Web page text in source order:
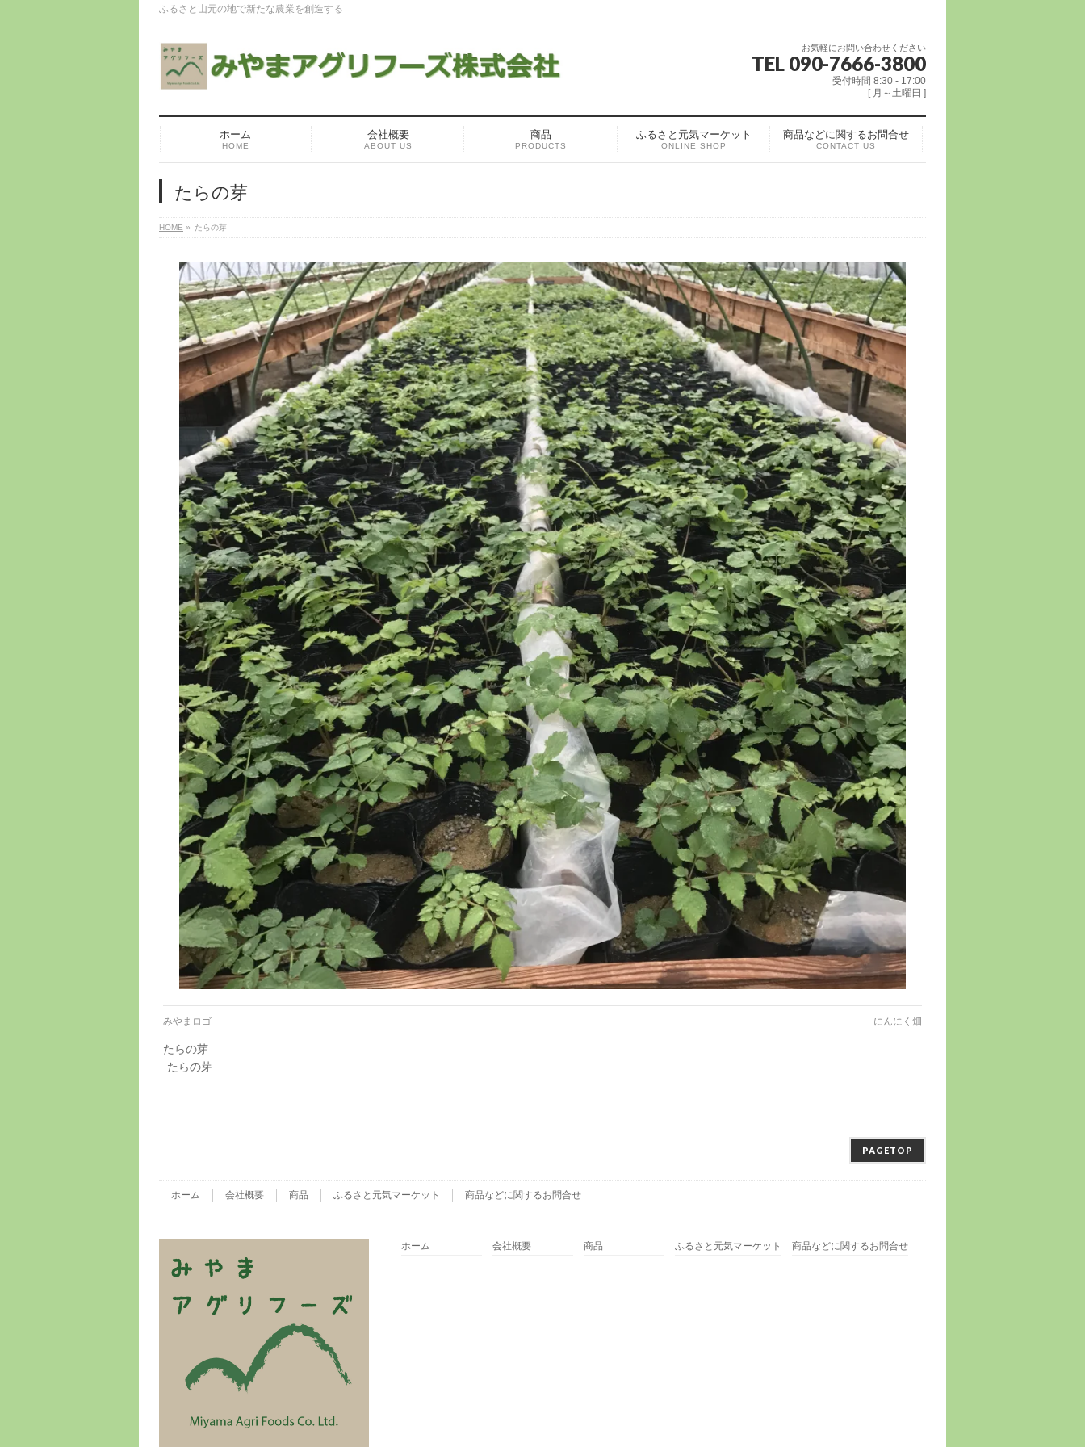
ふるさと山元の地で新たな農業を創造する
お気軽にお問い合わせください
TEL 090-7666-3800
受付時間 8:30 - 17:00
[ 月～土曜日 ]
ホーム
HOME
会社概要
ABOUT US
商品
PRODUCTS
ふるさと元気マーケット
ONLINE SHOP
商品などに関するお問合せ
CONTACT US
たらの芽
HOME » たらの芽
みやまロゴ にんにく畑
たらの芽
たらの芽
PAGETOP
ホーム 会社概要 商品 ふるさと元気マーケット 商品などに関するお問合せ
ホーム 会社概要 商品 ふるさと元気マーケット 商品などに関するお問合せ